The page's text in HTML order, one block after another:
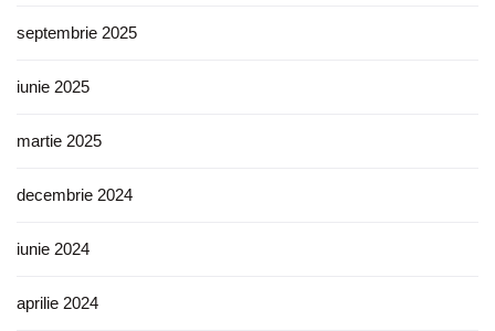
septembrie 2025
iunie 2025
martie 2025
decembrie 2024
iunie 2024
aprilie 2024